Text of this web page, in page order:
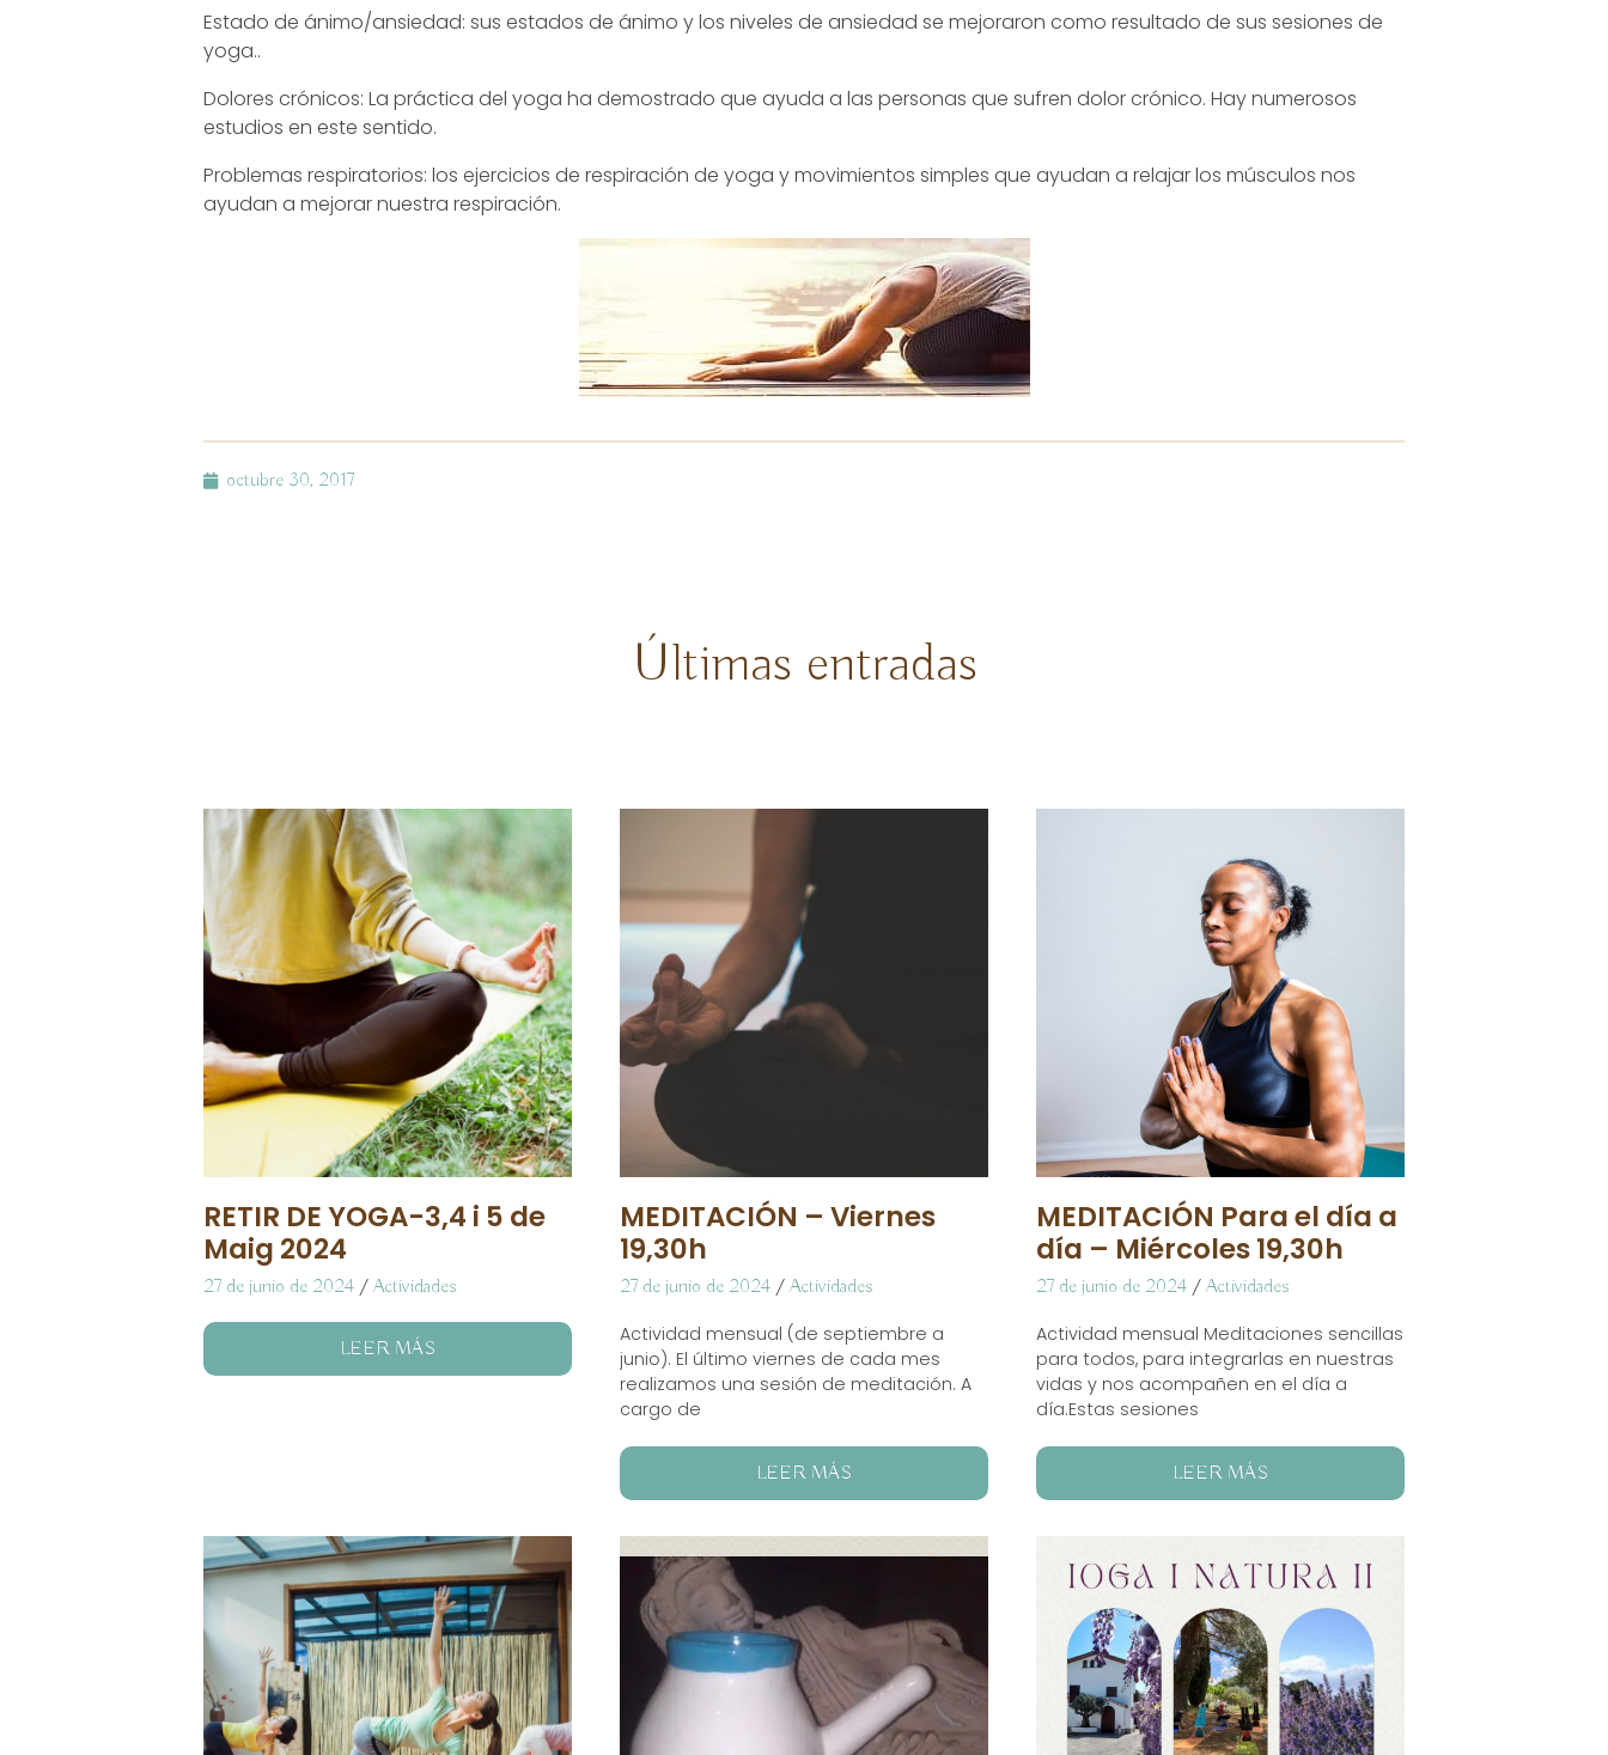
Estado de ánimo/ansiedad: sus estados de ánimo y los niveles de ansiedad se mejoraron como resultado de sus sesiones de
yoga..
Dolores crónicos: La práctica del yoga ha demostrado que ayuda a las personas que sufren dolor crónico. Hay numerosos
estudios en este sentido.
Problemas respiratorios: los ejercicios de respiración de yoga y movimientos simples que ayudan a relajar los músculos nos
ayudan a mejorar nuestra respiración.
octubre 30, 2017
Últimas entradas
RETIR DE YOGA-3,4 i 5 de
Maig 2024
27 de junio de 2024 / Actividades
LEER MÁS
MEDITACIÓN – Viernes
19,30h
27 de junio de 2024 / Actividades
Actividad mensual (de septiembre a
junio). El último viernes de cada mes
realizamos una sesión de meditación. A
cargo de
LEER MÁS
MEDITACIÓN Para el día a
día – Miércoles 19,30h
27 de junio de 2024 / Actividades
Actividad mensual Meditaciones sencillas
para todos, para integrarlas en nuestras
vidas y nos acompañen en el día a
día.Estas sesiones
LEER MÁS